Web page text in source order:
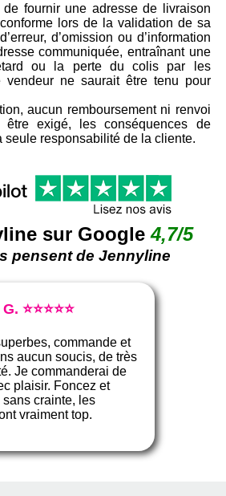
fournir une adresse de livraison
lors de la validation de sa
d’omission ou d’information
communiquée, entraînant une
ou la perte du colis par les
vendeur ne saurait être tenu pour
aucun remboursement ni renvoi
exigé, les conséquences de
seule responsabilité de la cliente.
sur Google4,7/5
pensent de Jennyline
⭐⭐⭐⭐⭐
commande et
aucun soucis, de très
Je commanderai de
plaisir. Foncez et
crainte, les
vraiment top.